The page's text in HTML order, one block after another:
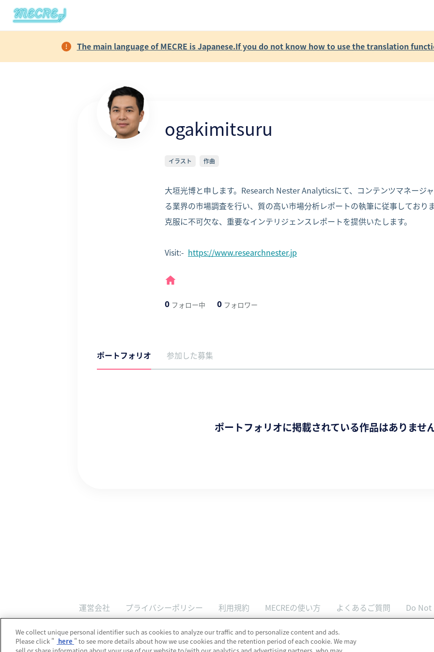
The main language of MECRE is Japanese.If you do not know how to use the translation
ogakimitsuru
イラスト 作曲
大垣光博と申します。Research Nester Analyticsにて、コンテンツマネージ
る業界の市場調査を行い、質の高い市場分析レポートの執筆に従事しており
克服に不可欠な、重要なインテリジェンスレポートを提供いたします。
Visit:- https://www.researchnester.jp
0 フォロー中 0 フォロワー
ポートフォリオ 参加した募集
ポートフォリオに掲載されている作品はありませ
運営会社 プライバシーポリシー 利用規約 MECREの使い方 よくあるご質問 Do
We collect unique personal identifier such as cookies to analyze our traffic and to personalize content and ads.
Please click " here " to see more details about how we use cookies and the retention period of each cookie. We may